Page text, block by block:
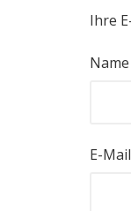
Ihre
Name
E-Mail